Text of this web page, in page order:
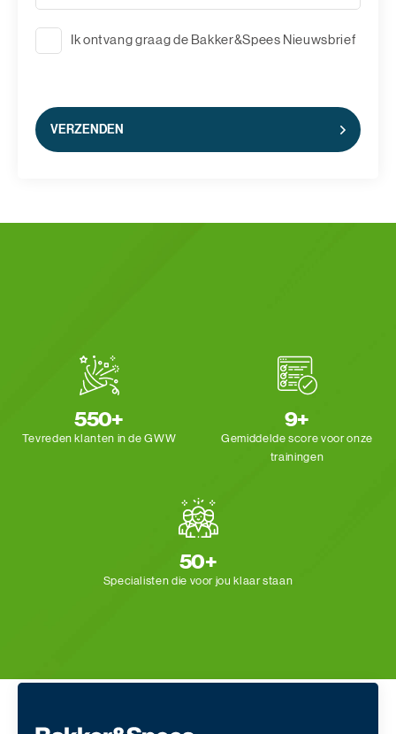
Ik ontvang graag de Bakker&Spees Nieuwsbrief
VERZENDEN
550+
Tevreden klanten in de GWW
9+
Gemiddelde score vooronze
trainingen
50+
Specialisten die voor jou klaar staan